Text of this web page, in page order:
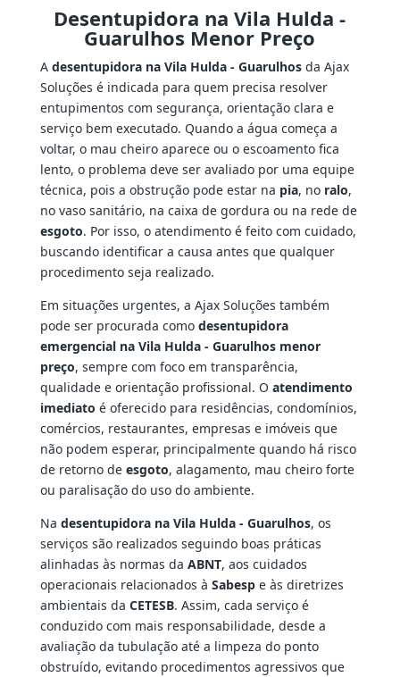
Desentupidora na Vila Hulda -
Guarulhos Menor Preço
A desentupidora na Vila Hulda - Guarulhosda Ajax
Soluções é indicada para quem precisa resolver
entupimentos com segurança, orientação clara e
serviço bem executado. Quando a água começa a
voltar, o mau cheiro aparece ou o escoamento fica
lento, o problema deve ser avaliado por uma equipe
técnica, pois a obstrução pode estar na pia, no ralo,
no vaso sanitário, na caixa de gordura ou na rede de
esgoto. Por isso, o atendimento é feito com cuidado,
buscando identificar a causa antes que qualquer
procedimento seja realizado.
Em situações urgentes, a Ajax Soluções também
pode ser procurada como desentupidora
emergencial na Vila Hulda - Guarulhos menor
preço, sempre com foco em transparência,
qualidade e orientação profissional. O atendimento
imediato é oferecido para residências, condomínios,
comércios, restaurantes, empresas e imóveis que
não podem esperar, principalmente quando há risco
de retorno de esgoto, alagamento, mau cheiro forte
ou paralisação do uso do ambiente.
Na desentupidora na Vila Hulda - Guarulhos, os
serviços são realizados seguindo boas práticas
alinhadas às normas da ABNT, aos cuidados
operacionais relacionados à Sabespe às diretrizes
ambientais da CETESB. Assim, cada serviço é
conduzido com mais responsabilidade, desde a
avaliação da tubulação até a limpeza do ponto
obstruído, evitando procedimentos agressivos que